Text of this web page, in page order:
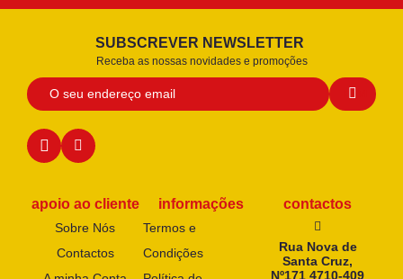
SUBSCREVER NEWSLETTER
Receba as nossas novidades e promoções
apoio ao cliente
Sobre Nós
Contactos
informações
Termos e
Condições
contactos
Rua Nova de
Santa Cruz,
Nº171 4710-409